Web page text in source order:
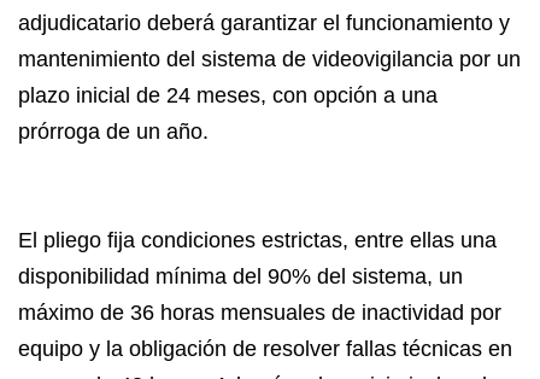
adjudicatario deberá garantizar el funcionamiento y
mantenimiento del sistema de videovigilancia por un
plazo inicial de 24 meses, con opción a una
prórroga de un año.
El pliego fija condiciones estrictas, entre ellas una
disponibilidad mínima del 90% del sistema, un
máximo de 36 horas mensuales de inactividad por
equipo y la obligación de resolver fallas técnicas en